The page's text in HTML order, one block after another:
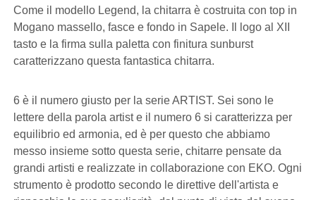
Come il modello Legend, la chitarra è costruita con top in
Mogano massello, fasce e fondo in Sapele. Il logo al XII
tasto e la firma sulla paletta con finitura sunburst
caratterizzano questa fantastica chitarra.
6 è il numero giusto per la serie ARTIST. Sei sono le
lettere della parola artist e il numero 6 si caratterizza per
equilibrio ed armonia, ed è per questo che abbiamo
messo insieme sotto questa serie, chitarre pensate da
grandi artisti e realizzate in collaborazione con EKO. Ogni
strumento è prodotto secondo le direttive dell'artista e